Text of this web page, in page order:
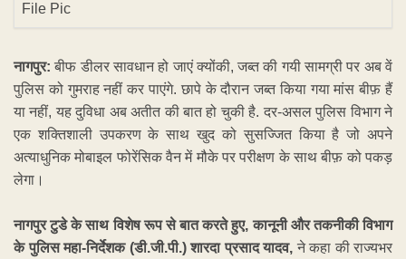
File Pic
नागपुर: बीफ डीलर सावधान हो जाएं क्योंकी, जब्त की गयी सामग्री पर अब वें
पुलिस को गुमराह नहीं कर पाएंगे. छापे के दौरान जब्त किया गया मांस बीफ़ हैं
या नहीं, यह दुविधा अब अतीत की बात हो चुकी है. दर-असल पुलिस विभाग ने
एक शक्तिशाली उपकरण के साथ खुद को सुसज्जित किया है जो अपने
अत्याधुनिक मोबाइल फोरेंसिक वैन में मौके पर परीक्षण के साथ बीफ़ को पकड़
लेगा।
नागपुर टुडे के साथ विशेष रूप से बात करते हुए, कानूनी और तकनीकी विभाग
के पुलिस महा-निर्देशक (डी.जी.पी.) शारदा प्रसाद यादव, ने कहा की राज्यभर